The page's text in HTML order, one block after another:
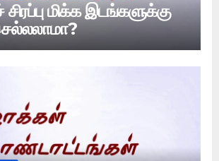
சிரப்பு மிக்க இடங்களுக்கு